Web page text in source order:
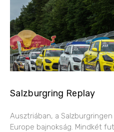
Salzburgring Replay
Ausztriában, a
Europe bajnokság. Mindkét